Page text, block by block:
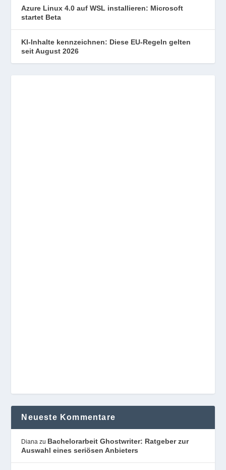
Azure Linux 4.0 auf WSL installieren: Microsoft
startet Beta
KI-Inhalte kennzeichnen: Diese EU-Regeln gelten
seit August 2026
Neueste Kommentare
Diana zu Bachelorarbeit Ghostwriter: Ratgeber zur
Auswahl eines seriösen Anbieters